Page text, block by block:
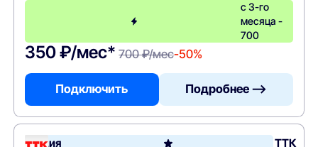
с 3-го
месяца -
700
350 ₽/мес* 700 ₽/мес-50%
Подключить Подробнее —>
Акция ТТК